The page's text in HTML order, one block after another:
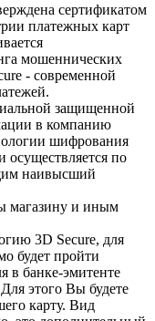
сертификатом
платежных карт
мошеннических
- современной
защищенной
в компанию
шифрования
по
наивысший
магазину и иным
3D Secure, для
будет пройти
в банке-эмитенте
этого Вы будете
карту. Вид